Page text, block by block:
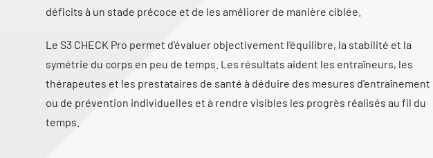
déficits à un stade précoce et de les améliorer de manière ciblée.
Le S3 CHECK Pro permet d'évaluer objectivement l'équilibre, la stabilité et la
symétrie du corps en peu de temps. Les résultats aident les entraîneurs, les
thérapeutes et les prestataires de santé à déduire des mesures d'entraînement
ou de prévention individuelles et à rendre visibles les progrès réalisés au fil du
temps.